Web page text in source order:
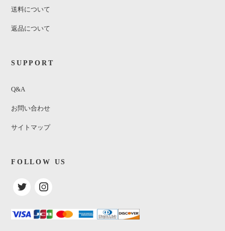
送料について
返品について
SUPPORT
Q&A
お問い合わせ
サイトマップ
FOLLOW US